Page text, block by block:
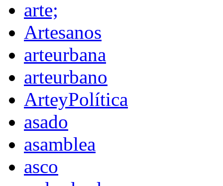
arte;
Artesanos
arteurbana
arteurbano
ArteyPolítica
asado
asamblea
asco